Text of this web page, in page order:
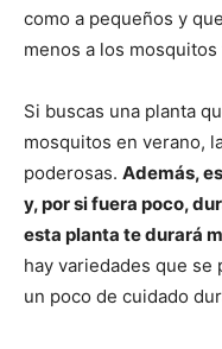
como a pequeños y
menos a los
Si buscas una planta
mosquitos en verano,
poderosas. Además,
y, por si fuera poco,
esta planta te durará
hay variedades que se
un poco de cuidado